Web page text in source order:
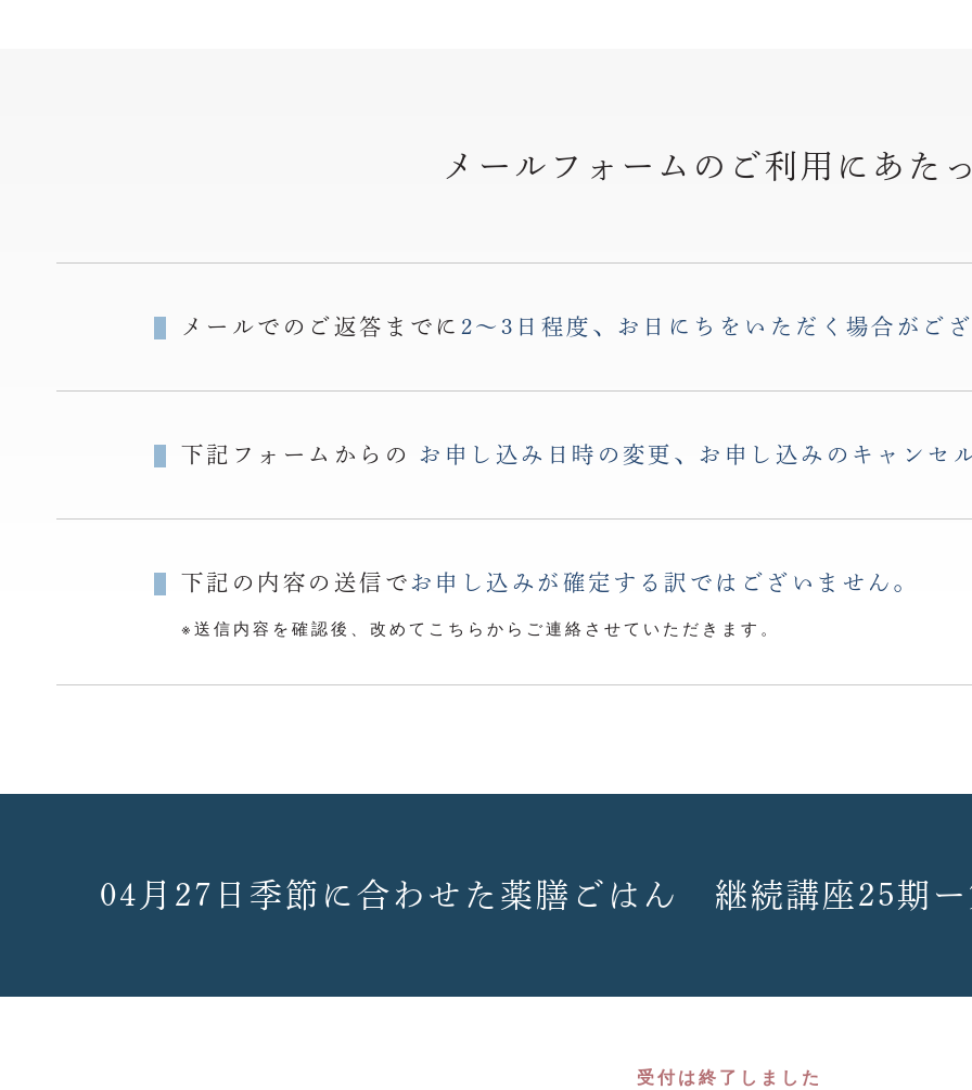
メールフォームのご利用 にあた
メールでのご返答までに 2〜3日程度、お日にちをいただく場合がご
下記フォームからの お申し込み日時の変更、お申し込みのキャンセ
下記の内容の送信で お申し込みが確定する訳ではございません。
※送信内容を確認後、改めてこちらからご連絡させていただきます。
04月27日季節に合わせた薬膳ごはん 継続講座25期
受付は終了しました